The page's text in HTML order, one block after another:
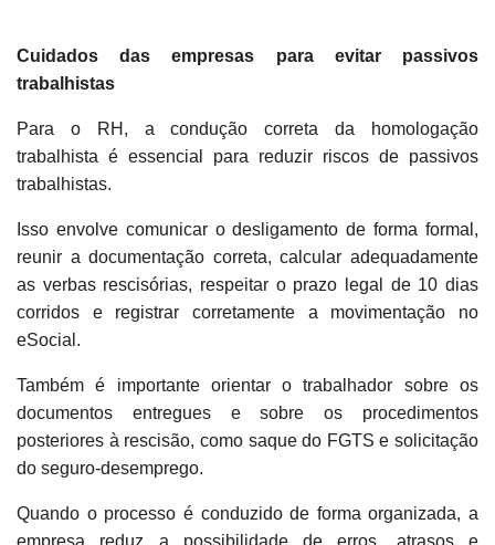
Cuidados das empresas para evitar passivos
trabalhistas
Para o RH, a condução correta da homologação
trabalhista é essencial para reduzir riscos de passivos
trabalhistas.
Isso envolve comunicar o desligamento de forma formal,
reunir a documentação correta, calcular adequadamente
as verbas rescisórias, respeitar o prazo legal de 10 dias
corridos e registrar corretamente a movimentação no
eSocial.
Também é importante orientar o trabalhador sobre os
documentos entregues e sobre os procedimentos
posteriores à rescisão, como saque do FGTS e solicitação
do seguro-desemprego.
Quando o processo é conduzido de forma organizada, a
empresa reduz a possibilidade de erros, atrasos e